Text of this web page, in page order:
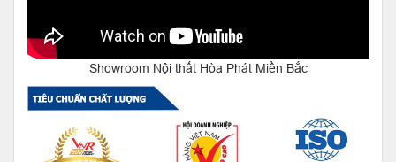
Showroom Nội thất Hòa Phát Miền Bắc